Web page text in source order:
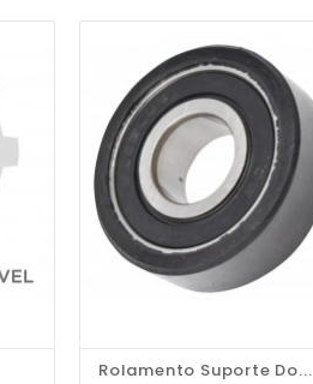
Rolamento Suporte Do...